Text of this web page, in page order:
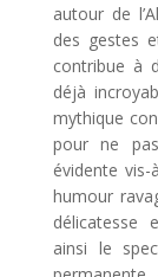
autour de
des gestes
contribue à
déjà
mythique
pour ne
évidente
humour
délicatesse
ainsi le